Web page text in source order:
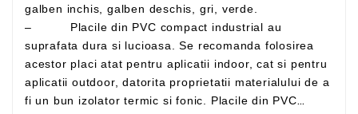
galben inchis, galben deschis, gri, verde.
– Placile din PVC compact industrial au
suprafata dura si lucioasa. Se recomanda folosirea
acestor placi atat pentru aplicatii indoor, cat si pentru
aplicatii outdoor, datorita proprietatii materialului de a
fi un bun izolator termic si fonic. Placile din PVC